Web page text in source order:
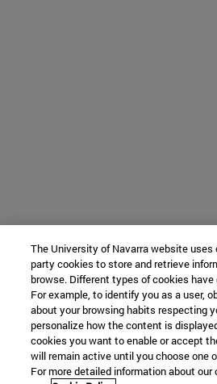
The University of Navarra website uses
party cookies to store and retrieve
browse. Different types of cookies
For example, to identify you as a user,
about your browsing habits respecting
personalize how the content is
cookies you want to enable or accept
will remain active until you choose one
For more detailed information about